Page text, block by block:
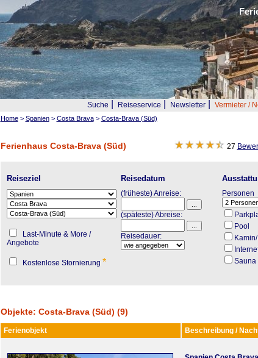
Suche Reiseservice Newsletter| Vermieter /
Home> Spanien> Costa Brava> Costa-Brava (Süd)
Ferienhaus Costa-Brava (Süd) 27
Reiseziel
Last-Minute & More /
Angebote
Kostenlose Stornierung *
Reisedatum
(früheste) Anreise:
(späteste) Abreise:
Reisedauer:
Personen
Pool
Sauna
Objekte: Costa-Brava (Süd) (9)
Ferienobjekt Beschreibung /